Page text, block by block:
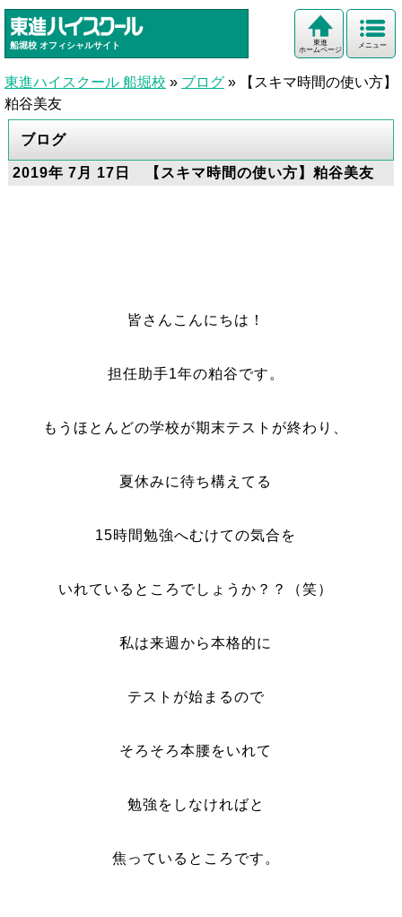
船堀校 オフィシャルサイト メニュー
東進
ホームページ
東進ハイスクール 船堀校 » ブログ »
【スキマ時間の使い方】
粕谷美友
ブログ
2019年 7月 17日 【スキマ時間の使い方】粕谷美友
皆さんこんにちは！
担任助手1年の粕谷です。
もうほとんどの学校が期末テストが終わり、
夏休みに待ち構えてる
15時間勉強へむけての気合を
いれているところでしょうか？？（笑）
私は来週から本格的に
テストが始まるので
そろそろ本腰をいれて
勉強をしなければと
焦っているところです。